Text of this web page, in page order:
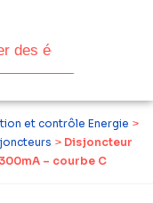
et contrôle Energie >
> Disjoncteur
– courbe C